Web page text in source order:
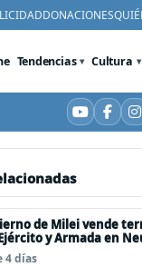
DONACIONES
Tendencias Cultura
YouTube
de Milei vende
y Armada en
4 días